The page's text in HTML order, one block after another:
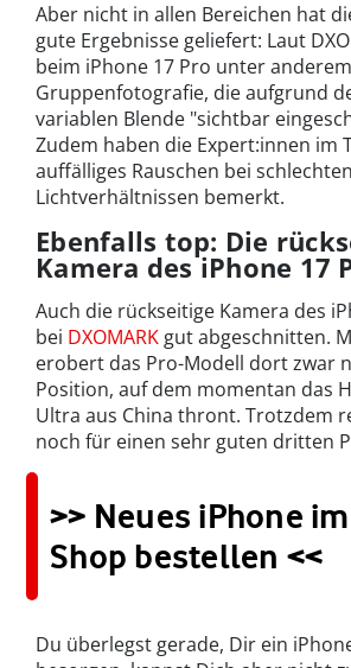
Aber nicht in allen Bereichen hat
gute Ergebnisse geliefert: Laut
beim iPhone 17 Pro unter
Gruppenfotografie, die aufgrund
variablen Blende "sichtbar
Zudem haben die Expert:innen im
auffälliges Rauschen bei schlechten
Lichtverhältnissen bemerkt.
Ebenfalls top: Die
Kamera des iPhone 17
Auch die rückseitige Kamera des
bei DXOMARK gut abgeschnitten.
erobert das Pro-Modell dort zwar
Position, auf dem momentan das
Ultra aus China thront. Trotzdem
noch für einen sehr guten dritten
>> Neues iPhone
Shop bestellen <<
Du überlegst gerade, Dir ein